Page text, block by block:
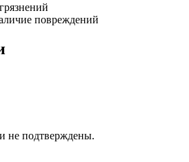
повреждений
не подтверждены.